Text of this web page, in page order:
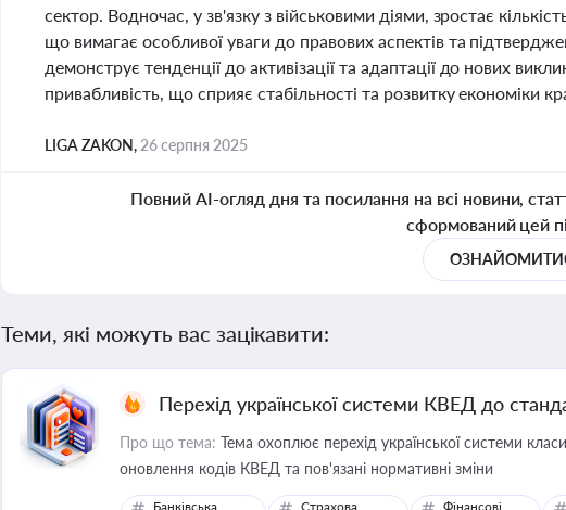
сектор. Водночас, у зв'язку з військовими діями, зростає
що вимагає особливої уваги до правових аспектів та
демонструє тенденції до активізації та адаптації до нових
привабливість, що сприяє стабільності та розвитку економіки
LIGA ZAKON, 26 серпня 2025
Повний AI-огляд дня та посилання на всі новини,
сформований цей
Теми, які можуть вас зацікавити:
Перехід української системи КВЕД до
Про що тема: Тема охоплює перехід української системи
оновлення кодів КВЕД та пов'язані нормативні зміни
Банківська
Страхова
Фінансові